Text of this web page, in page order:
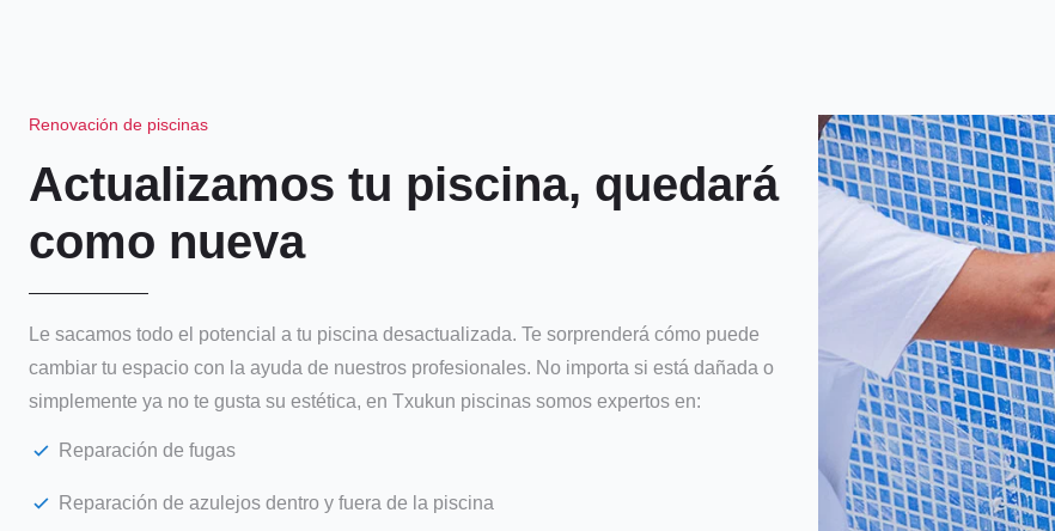
Renovación de piscinas
Actualizamos tu piscina, quedará
como nueva
Le sacamos todo el potencial a tu piscina desactualizada. Te sorprenderá cómo puede
cambiar tu espacio con la ayuda de nuestros profesionales. No importa si está dañada o
simplemente ya no te gusta su estética, en Txukun piscinas somos expertos en:
Reparación de fugas
Reparación de azulejos dentro y fuera de la piscina